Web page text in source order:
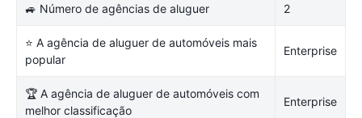
🚙 Número de agências de aluguer 2
⭐ A agência de aluguer de automóveis mais
popular
Enterprise
🏆 A agência de aluguer de automóveis com
melhor classificação
Enterprise